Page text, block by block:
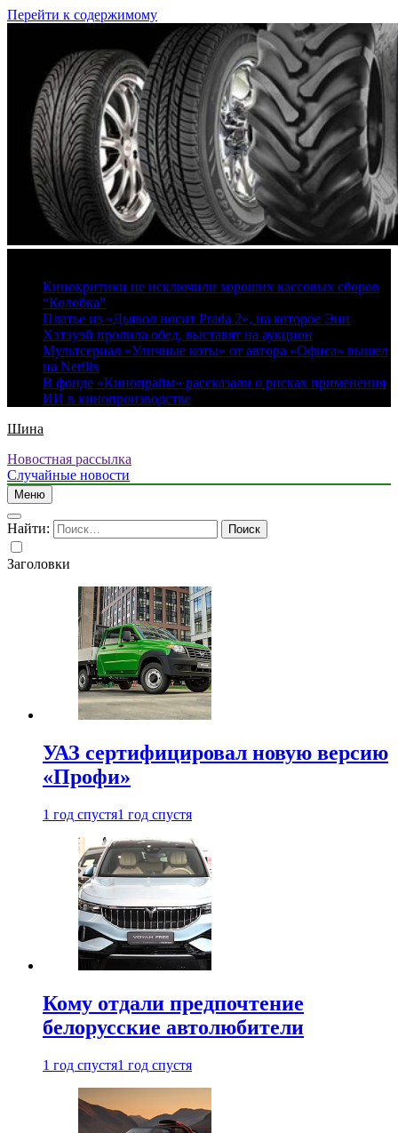
Перейти к содержимому
Кинокритики не исключили хороших кассовых сборов
“Колобка”
Платье из «Дьявол носит Prada 2», на которое Энн
Хэтэуэй пролила обед, выставят на аукцион
Мультсериал «Уличные коты» от автора «Офиса» вышел
на Netflix
В фонде «Кинопрайм» рассказали о рисках применения
ИИ в кинопроизводстве
Шина
Новостная рассылка
Случайные новости
Меню
Найти:
Заголовки
УАЗ сертифицировал новую версию
«Профи»
1 год спустя1 год спустя
Кому отдали предпочтение
белорусские автолюбители
1 год спустя1 год спустя